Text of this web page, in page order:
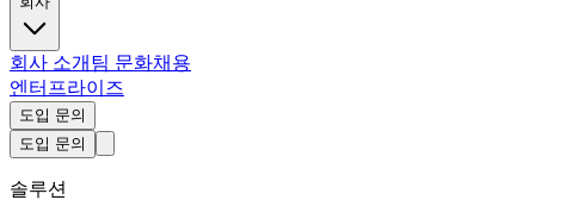
회사 소개 팀 문화채용
엔터프라이즈
도입 문의
도입 문의
솔루션